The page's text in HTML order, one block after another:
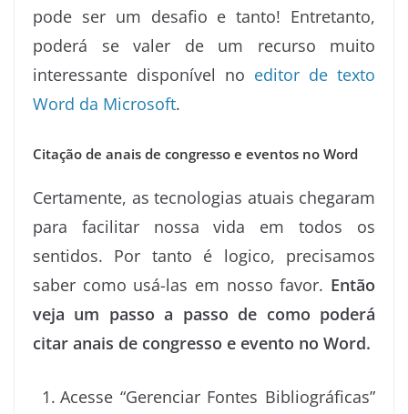
pode ser um desafio e tanto! Entretanto,
poderá se valer de um recurso muito
interessante disponível no editor de texto
Word da Microsoft.
Citação de anais de congresso e eventos no Word
Certamente, as tecnologias atuais chegaram
para facilitar nossa vida em todos os
sentidos. Por tanto é logico, precisamos
saber como usá-las em nosso favor. Então
veja um passo a passo de como poderá
citar anais de congresso e evento no Word.
Acesse “Gerenciar Fontes Bibliográficas”